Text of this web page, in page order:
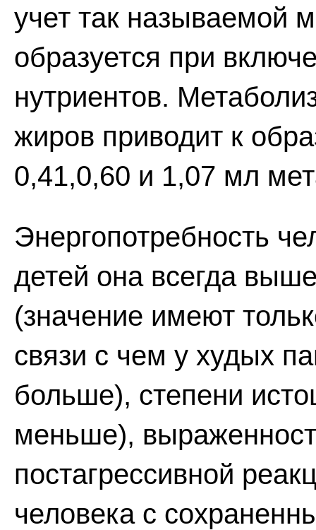
учет так называемой
образуется при
нутриентов.
жиров приводит к
0,41,0,60 и 1,07 мл
Энергопотребность
детей она всегда
(значение имеют
связи с чем у худых
больше), степени
меньше),
постагрессивной
человека с